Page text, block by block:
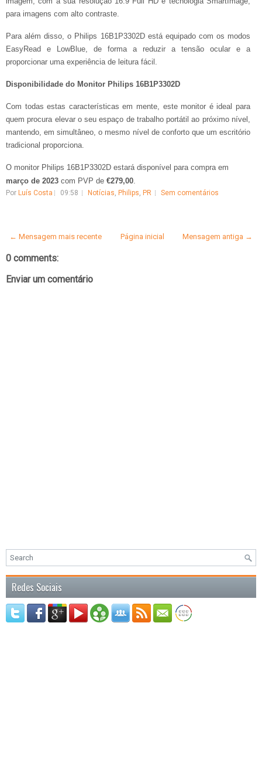
para imagens com alto contraste.
Para além disso, o Philips 16B1P3302D está equipado com os modos
EasyRead e LowBlue, de forma a reduzir a tensão ocular e a
proporcionar uma experiência de leitura fácil.
Disponibilidade do Monitor Philips 16B1P3302D
Com todas estas características em mente, este monitor é ideal para
quem procura elevar o seu espaço de trabalho portátil ao próximo nível,
mantendo, em simultâneo, o mesmo nível de conforto que um escritório
tradicional proporciona.
O monitor Philips 16B1P3302D estará disponível para compra em
março de 2023 com PVP de €279,00.
Por Luís Costa 09:58 Notícias, Philips, PR Sem comentários
← Mensagem mais recente Mensagem antiga →
Página inicial
0 comments:
Enviar um comentário
Redes Sociais